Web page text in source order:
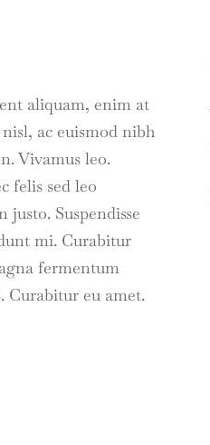
aliquam, enim at
ac euismod nibh
Vivamus leo.
felis sed leo
Suspendisse
mi. Curabitur
fermentum
Curabitur eu amet.